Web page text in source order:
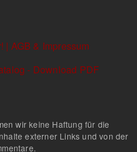
| AGB & Impressum
- Download PDF
wir keine Haftung für die
externer Links und von der